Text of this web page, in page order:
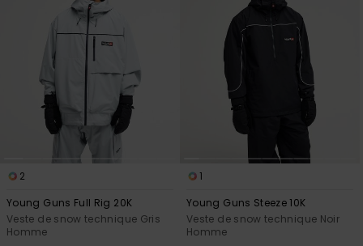
2
Young Guns Full Rig 20K
Veste de snow technique Gris
Homme
1
Young Guns Steeze 10K
Veste de snow technique Noir
Homme